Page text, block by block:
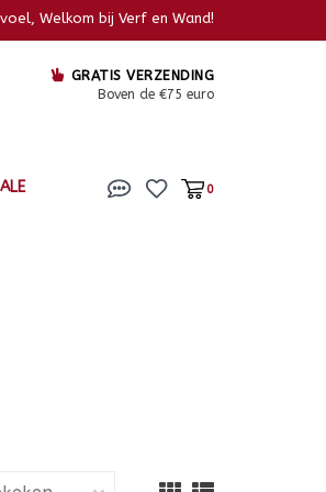
Welkom bij Verf en Wand!
GRATIS VERZENDING
Boven de €75 euro
0